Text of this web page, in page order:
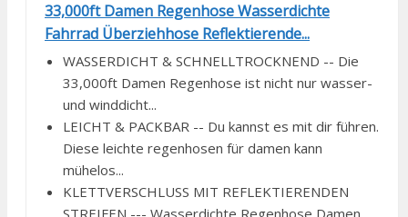
33,000ft Damen Regenhose Wasserdichte
Fahrrad Überziehhose Reflektierende...
WASSERDICHT & SCHNELLTROCKNEND -- Die
33,000ft Damen Regenhose ist nicht nur wasser-
und winddicht...
LEICHT & PACKBAR -- Du kannst es mit dir führen.
Diese leichte regenhosen für damen kann
mühelos...
KLETTVERSCHLUSS MIT REFLEKTIERENDEN